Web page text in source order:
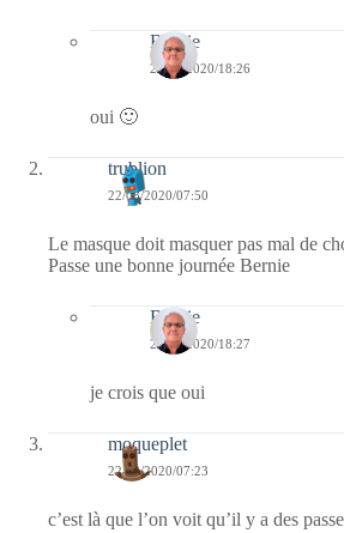
Bernie
22/08/2020/18:26
oui 🙂
trublion
22/08/2020/07:50
Le masque doit masquer pas mal de
Passe une bonne journée Bernie
Bernie
22/08/2020/18:27
je crois que oui
moqueplet
22/08/2020/07:23
c’est là que l’on voit qu’il y a des